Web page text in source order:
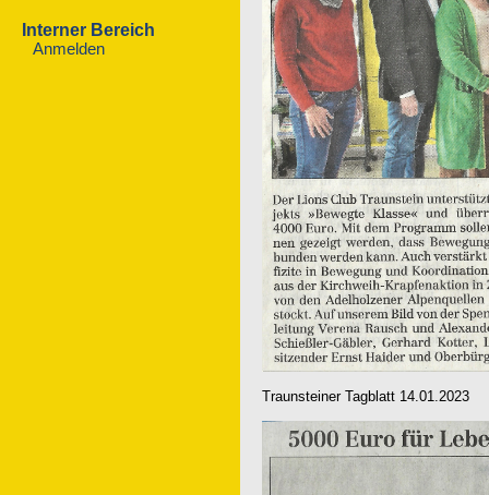
Interner Bereich
Anmelden
Traunsteiner Tagblatt 14.01.2023